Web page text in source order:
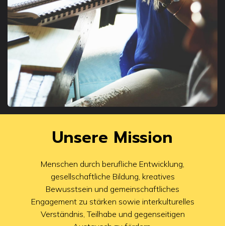
Unsere Mission
Menschen durch berufliche Entwicklung,
gesellschaftliche Bildung, kreatives
Bewusstsein und gemeinschaftliches
Engagement zu stärken sowie interkulturelles
Verständnis, Teilhabe und gegenseitigen